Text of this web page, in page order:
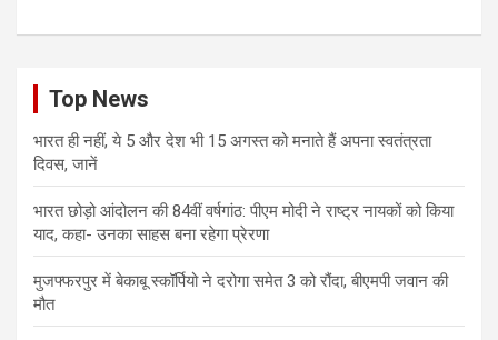
Top News
भारत ही नहीं, ये 5 और देश भी 15 अगस्त को मनाते हैं अपना स्वतंत्रता
दिवस, जानें
भारत छोड़ो आंदोलन की 84वीं वर्षगांठ: पीएम मोदी ने राष्ट्र नायकों को किया
याद, कहा- उनका साहस बना रहेगा प्रेरणा
मुजफ्फरपुर में बेकाबू स्कॉर्पियो ने दरोगा समेत 3 को रौंदा, बीएमपी जवान की
मौत